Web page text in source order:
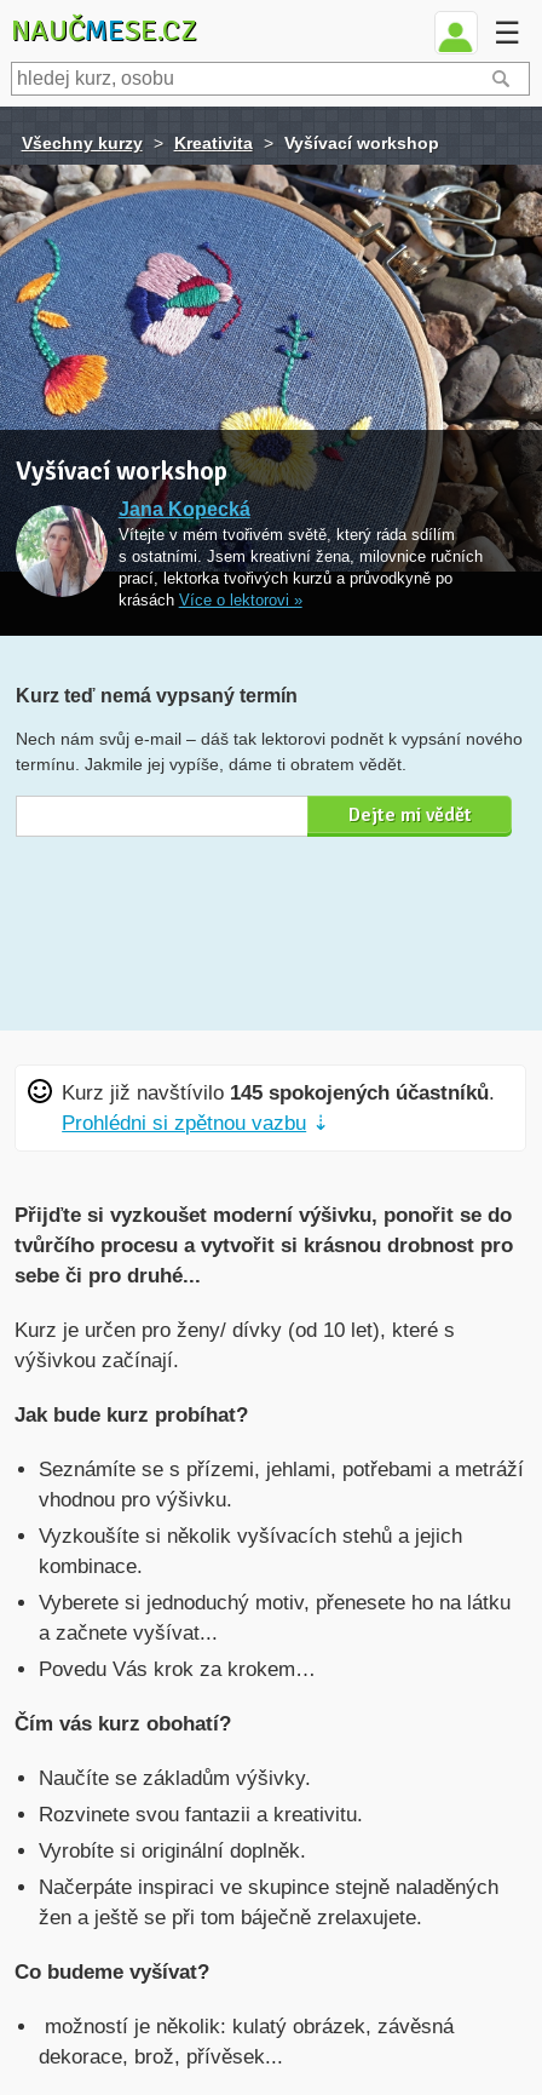
NAUČMESE.CZ ☰
Všechny kurzy > Kreativita > Vyšívací workshop
Vyšívací workshop
Jana Kopecká
Vítejte v mém tvořivém světě, který ráda sdílím
s ostatními. Jsem kreativní žena, milovnice ručních
prací, lektorka tvořivých kurzů a průvodkyně po
krásách Více o lektorovi »
Kurz teď nemá vypsaný termín
Nech nám svůj e-mail – dáš tak lektorovi podnět k vypsání nového
termínu. Jakmile jej vypíše, dáme ti obratem vědět.
Kurz již navštívilo 145 spokojených účastníků.
Prohlédni si zpětnou vazbu ⇣
Přijďte si vyzkoušet moderní výšivku, ponořit se do
tvůrčího procesu a vytvořit si krásnou drobnost pro
sebe či pro druhé...
Kurz je určen pro ženy/ dívky (od 10 let), které s
výšivkou začínají.
Jak bude kurz probíhat?
Seznámíte se s přízemi, jehlami, potřebami a metráží
vhodnou pro výšivku.
Vyzkoušíte si několik vyšívacích stehů a jejich
kombinace.
Vyberete si jednoduchý motiv, přenesete ho na látku
a začnete vyšívat...
Povedu Vás krok za krokem…
Čím vás kurz obohatí?
Naučíte se základům výšivky.
Rozvinete svou fantazii a kreativitu.
Vyrobíte si originální doplněk.
Načerpáte inspiraci ve skupince stejně naladěných
žen a ještě se při tom báječně zrelaxujete.
Co budeme vyšívat?
možností je několik: kulatý obrázek, závěsná
dekorace, brož, přívěsek...